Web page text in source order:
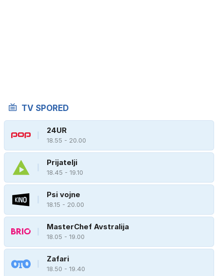
TV SPORED
24UR
18.55 - 20.00
Prijatelji
18.45 - 19.10
Psi vojne
18.15 - 20.00
MasterChef Avstralija
18.05 - 19.00
Zafari
18.50 - 19.40